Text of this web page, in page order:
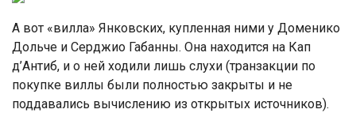
А вот «вилла» Янковских, купленная ними у Доменико
Дольче и Серджио Габанны. Она находится на Кап
д’Антиб, и о ней ходили лишь слухи (транзакции по
покупке виллы были полностью закрыты и не
поддавались вычислению из открытых источников).